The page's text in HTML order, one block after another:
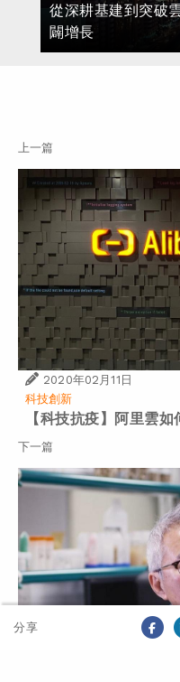
分享
從深耕基建到突破
闢增長
上一篇
2020年02月11日
科技創新
【科技抗疫】阿里雲
下一篇